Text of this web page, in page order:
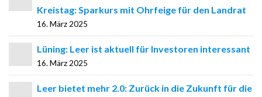
Kreistag: Sparkurs mit Ohrfeige für den Landrat
16. März 2025
Lüning: Leer ist aktuell für Investoren interessant
16. März 2025
Leer bietet mehr 2.0: Zurück in die Zukunft für die